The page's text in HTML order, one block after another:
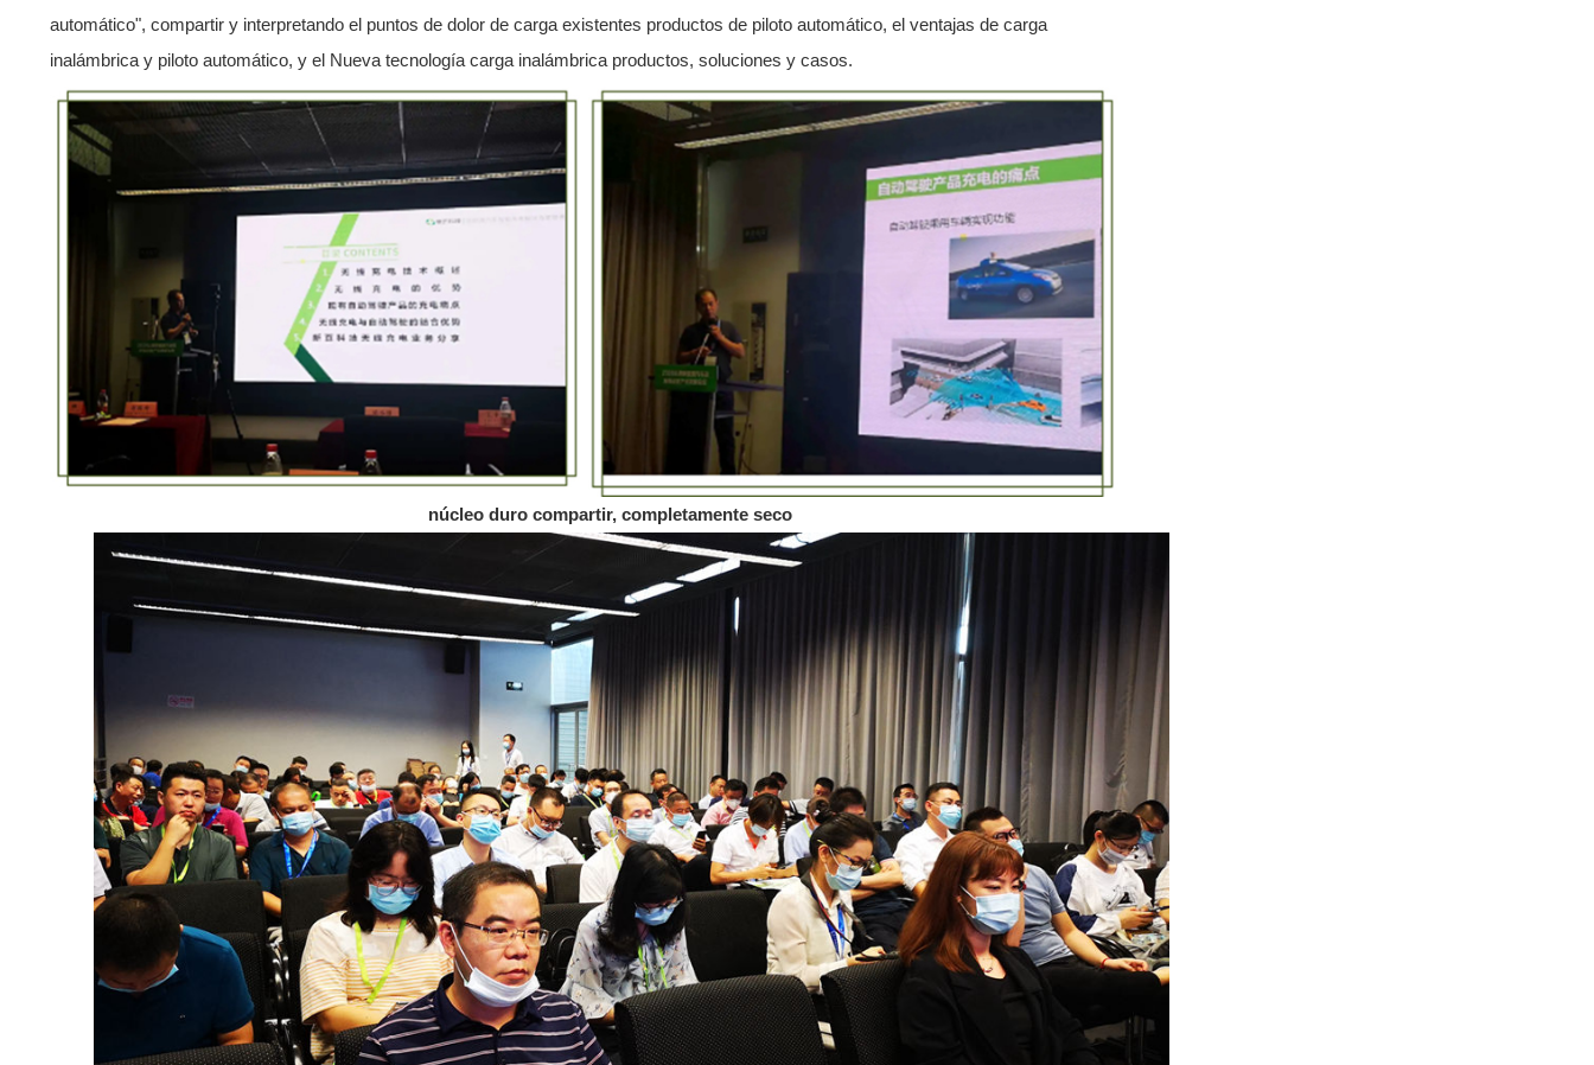
automático", compartir y interpretando el puntos de dolor de carga existentes productos de piloto automático, el ventajas de carga
inalámbrica y piloto automático, y el Nueva tecnología carga inalámbrica productos, soluciones y casos.
núcleo duro compartir, completamente seco